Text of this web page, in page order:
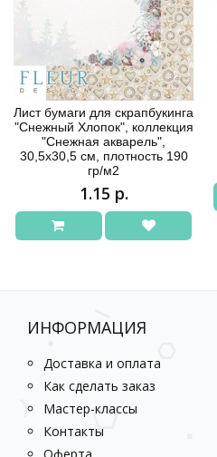
Лист бумаги для скрапбукинга
"Снежный Хлопок", коллекция
"Снежная акварель",
30,5х30,5 см, плотность 190
гр/м2
1.15 р.
ИНФОРМАЦИЯ
Доставка и оплата
Как сделать заказ
Мастер-классы
Контакты
Оферта